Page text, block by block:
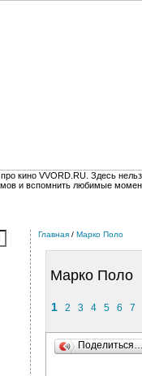
кино VVORD.RU. Здесь
и вспомнить любимые
Главная / Марко Поло
Марко Поло
1 2 3 4 5 6 7